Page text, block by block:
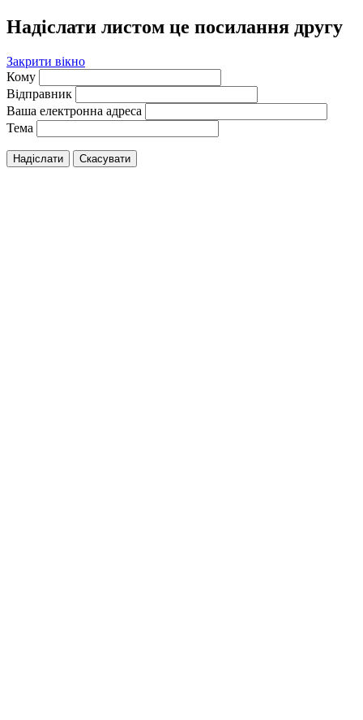
Надіслати листом це посилання другу
Закрити вікно
Кому
Відправник
Ваша електронна адреса
Тема
Надіслати Скасувати